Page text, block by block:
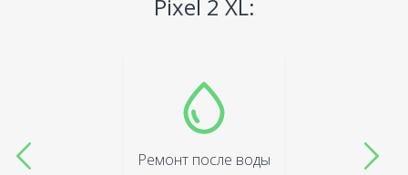
Pixel 2 XL:
Ремонт после воды